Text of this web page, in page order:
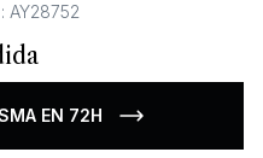
AY28752
EN 72H